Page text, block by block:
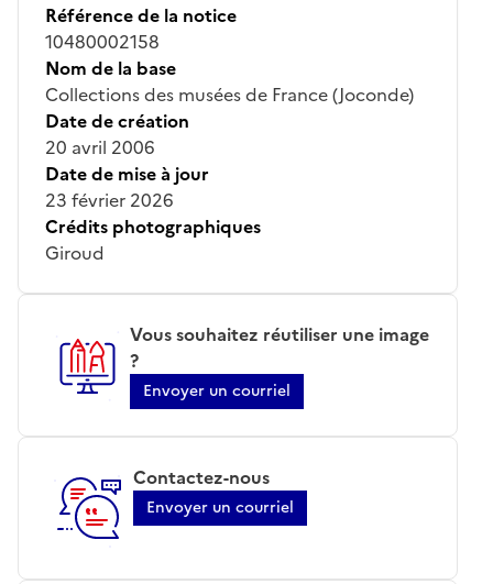
Référence de la notice
10480002158
Nom de la base
Collections des musées de France (Joconde)
Date de création
20 avril 2006
Date de mise à jour
23 février 2026
Crédits photographiques
Giroud
Vous souhaitez réutiliser une image
?
Envoyer un courriel
Contactez-nous
Envoyer un courriel